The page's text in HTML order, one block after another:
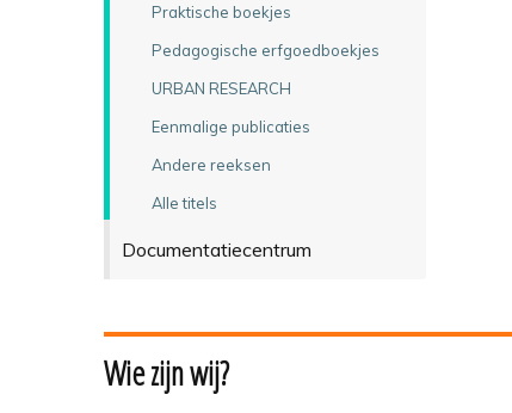
Praktische boekjes
Pedagogische erfgoedboekjes
URBAN RESEARCH
Eenmalige publicaties
Andere reeksen
Alle titels
Documentatiecentrum
Wie zijn wij?